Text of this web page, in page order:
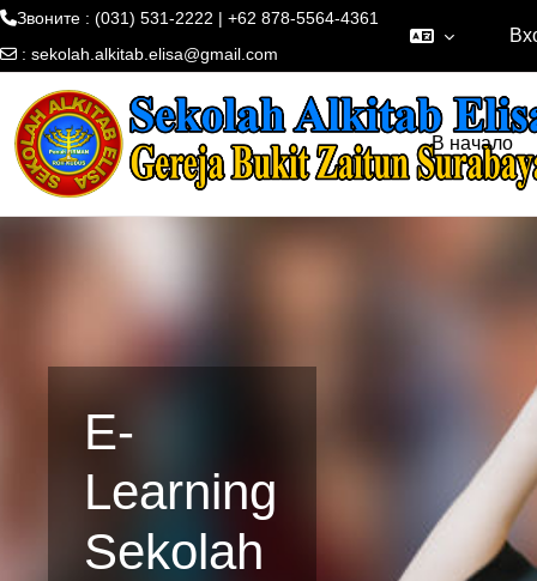
Звоните : (031) 531-2222 | +62 878-5564-4361
: sekolah.alkitab.elisa@gmail.com
В начало
E-
Learning
Sekolah